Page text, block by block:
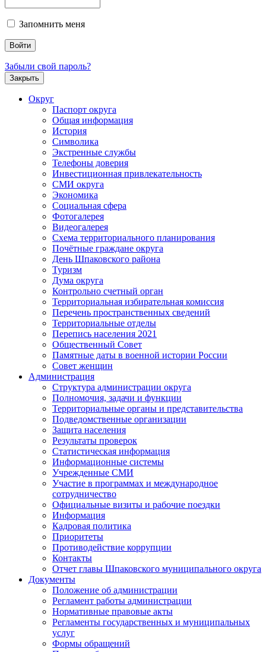
Запомнить меня
Забыли свой пароль?
Закрыть
Округ
Паспорт округа
Общая информация
История
Символика
Экстренные службы
Телефоны доверия
Инвестиционная привлекательность
СМИ округа
Экономика
Социальная сфера
Фотогалерея
Видеогалерея
Схема территориального планирования
Почётные граждане округа
День Шпаковского района
Туризм
Дума округа
Контрольно счетный орган
Территориальная избирательная комиссия
Перечень пространственных сведений
Территориальные отделы
Перепись населения 2021
Общественный Совет
Памятные даты в военной истории России
Совет женщин
Администрация
Структура администрации округа
Полномочия, задачи и функции
Территориальные органы и представительства
Подведомственные организации
Защита населения
Результаты проверок
Статистическая информация
Информационные системы
Учрежденные СМИ
Участие в программах и международное
сотрудничество
Официальные визиты и рабочие поездки
Информация
Кадровая политика
Приоритеты
Противодействие коррупции
Контакты
Отчет главы Шпаковского муниципального округа
Документы
Положение об администрации
Регламент работы администрации
Нормативные правовые акты
Регламенты государственных и муниципальных
услуг
Формы обращений